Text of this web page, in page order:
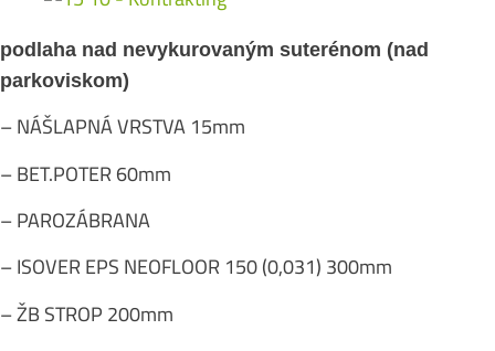
podlaha nad nevykurovaným suterénom (nad
parkoviskom)
– NÁŠLAPNÁ VRSTVA 15mm
– BET.POTER 60mm
– PAROZÁBRANA
– ISOVER EPS NEOFLOOR 150 (0,031) 300mm
– ŽB STROP 200mm